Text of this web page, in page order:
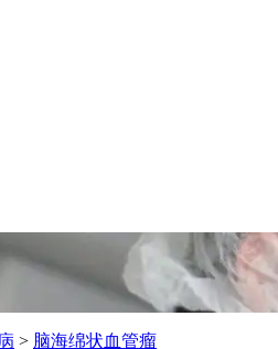
> 脑海绵状血管瘤